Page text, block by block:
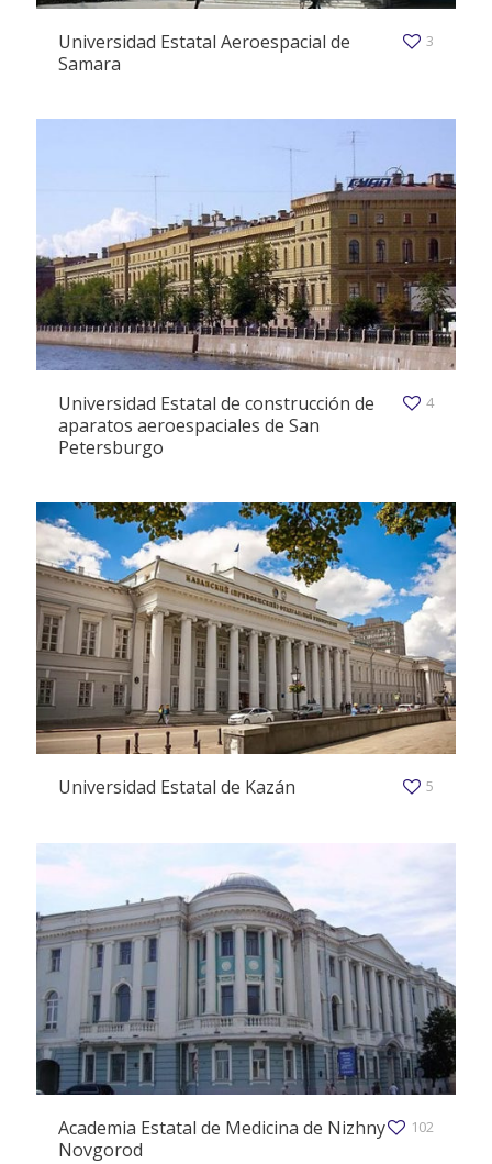
Universidad Estatal Aeroespacial de
Samara
3
Universidad Estatal de construcción de
aparatos aeroespaciales de San
Petersburgo
4
Universidad Estatal de Kazán 5
Academia Estatal de Medicina de Nizhny
Novgorod
102